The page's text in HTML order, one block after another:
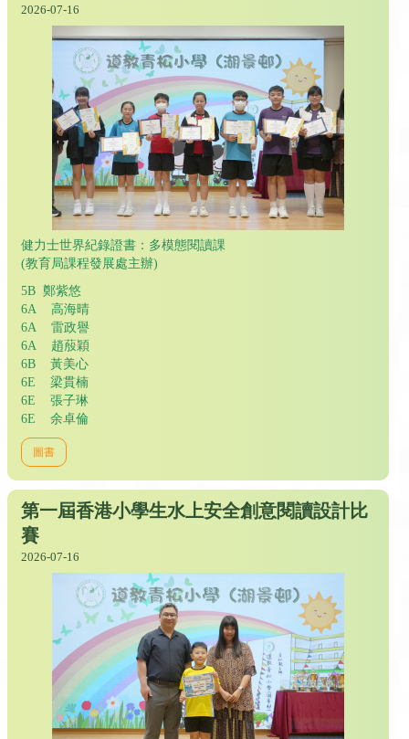
2026-07-16
健力士世界紀錄證書：多模態閱讀課
(教育局課程發展處主辦)
5B 鄭紫悠
6A 高海晴
6A 雷政譽
6A 趙蒑穎
6B 黃美心
6E 梁貫楠
6E 張子琳
6E 余卓倫
圖書
第一屆香港小學生水上安全創意閱讀設計比
賽
2026-07-16